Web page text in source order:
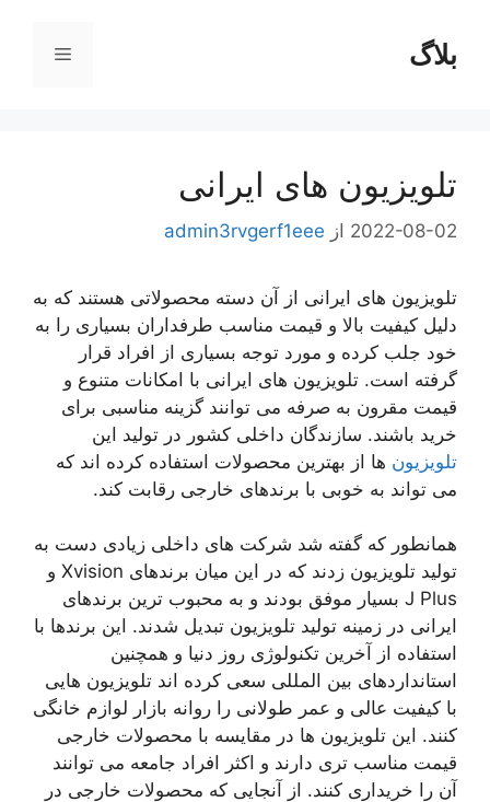
محتوابلاگ فهرست
تلویزیون های ایرانی
2022-08-02 از admin3rvgerf1eee
تلویزیون های ایرانی از آن دسته محصولاتی هستند که به
دلیل کیفیت بالا و قیمت مناسب طرفداران بسیاری را به
خود جلب کرده و مورد توجه بسیاری از افراد قرار
گرفته است. تلویزیون های ایرانی با امکانات متنوع و
قیمت مقرون به صرفه می توانند گزینه مناسبی برای
خرید باشند. سازندگان داخلی کشور در تولید این
تلویزیون ها از بهترین محصولات استفاده کرده اند که
می تواند به خوبی با برندهای خارجی رقابت کند.
همانطور که گفته شد شرکت های داخلی زیادی دست به
تولید تلویزیون زدند که در این میان برندهای Xvision و
J Plus بسیار موفق بودند و به محبوب ترین برندهای
ایرانی در زمینه تولید تلویزیون تبدیل شدند. این برندها با
استفاده از آخرین تکنولوژی روز دنیا و همچنین
استانداردهای بین المللی سعی کرده اند تلویزیون هایی
با کیفیت عالی و عمر طولانی را روانه بازار لوازم خانگی
کنند. این تلویزیون ها در مقایسه با محصولات خارجی
قیمت مناسب تری دارند و اکثر افراد جامعه می توانند
آن را خریداری کنند. از آنجایی که محصولات خارجی در